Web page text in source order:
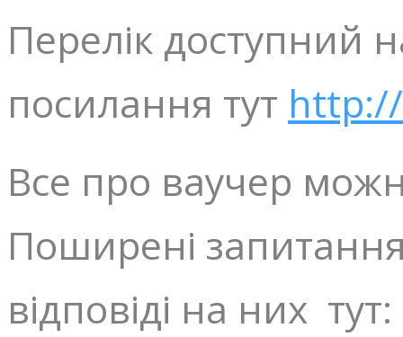
Перелік доступний
посилання тут
Все про ваучер
Поширені
відповіді на них тут: